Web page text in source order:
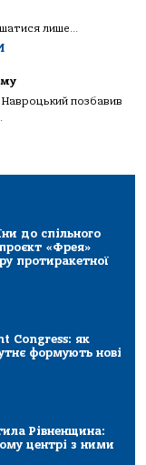
лише...
позбавив
до спільного
«Фрея»
протиракетної
Congress: як
формують нові
Рівненщина:
центрі з ними